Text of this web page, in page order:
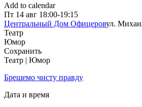
Add to calendar
Пт 14 авг 18:00-19:15
Центральный Дом Офицеровул.
Театр
Юмор
Сохранить
Театр | Юмор
Брешемо чисту правду
Дата и время